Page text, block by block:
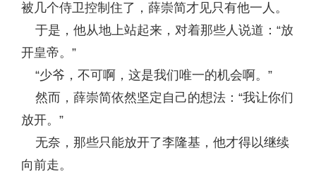
被几个侍卫控制住了，薛崇简才见只有他一人。
于是，他从地上站起来，对着那些人说道：“放
开皇帝。”
“少爷，不可啊，这是我们唯一的机会啊。”
然而，薛崇简依然坚定自己的想法：“我让你们
放开。”
无奈，那些只能放开了李隆基，他才得以继续
向前走。